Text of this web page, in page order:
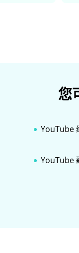
您
YouTube
YouTube